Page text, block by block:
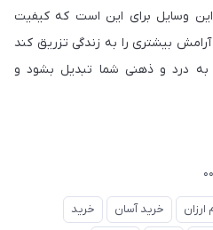
وسایل برای این است که کیفیت
آرامش بیشتری را به زندگی تزریق کند
به درد و ذهنی شما تبدیل بشود و
ارزان خرید آسان
خرید